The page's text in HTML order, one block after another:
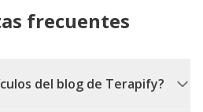
frecuentes
del blog de Terapify?